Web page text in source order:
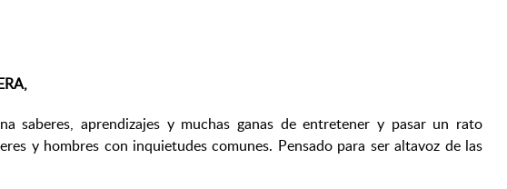
saberes, aprendizajes y muchas ganas de entretener y pasar un rato
y hombres con inquietudes comunes. Pensado para ser altavoz de las